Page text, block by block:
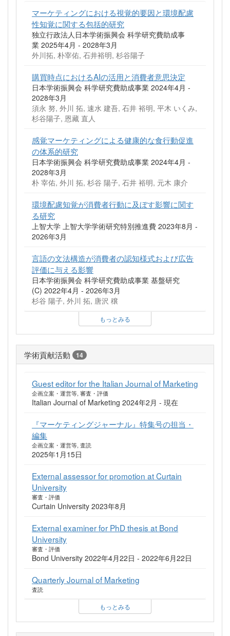
マーケティングにおける視覚的要因と環境配慮
性知覚に関する包括的研究
独立行政法人日本学術振興会 科学研究費助成事
業 2025年4月 - 2028年3月
外川拓, 朴宰佑, 石井裕明, 杉谷陽子
購買時点におけるAIの活用と消費者意思決定
日本学術振興会 科学研究費助成事業 2024年4月 -
2028年3月
須永 努, 外川 拓, 速水 建吾, 石井 裕明, 平木 いくみ,
杉谷陽子, 恩藏 直人
感覚マーケティングによる健康的な食行動促進
の体系的研究
日本学術振興会 科学研究費助成事業 2024年4月 -
2028年3月
朴 宰佑, 外川 拓, 杉谷 陽子, 石井 裕明, 元木 康介
環境配慮知覚が消費者行動に及ぼす影響に関す
る研究
上智大学 上智大学学術研究特別推進費 2023年8月 -
2026年3月
言語の文法構造が消費者の認知様式および広告
評価に与える影響
日本学術振興会 科学研究費助成事業 基盤研究
(C) 2022年4月 - 2026年3月
杉谷 陽子, 外川 拓, 唐沢 穣
もっとみる
学術貢献活動 14
Guest editor for the Italian Journal of Marketing
企画立案・運営等, 審査・評価
Italian Journal of Marketing 2024年2月 - 現在
『マーケティングジャーナル』特集号の担当・
編集
企画立案・運営等, 査読
2025年1月15日
External assessor for promotion at Curtain
University
審査・評価
Curtain University 2023年8月
External examiner for PhD thesis at Bond
University
審査・評価
Bond University 2022年4月22日 - 2022年6月22日
Quarterly Journal of Marketing
査読
もっとみる